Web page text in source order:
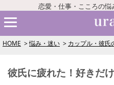
恋愛・仕事・こころの
HOME 悩み・迷い カップル・彼氏
彼氏に疲れた！好きだ